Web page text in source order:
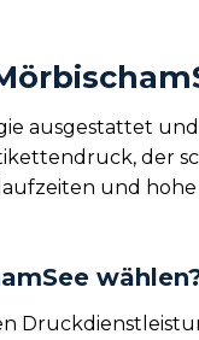
ausgestattet
der
und